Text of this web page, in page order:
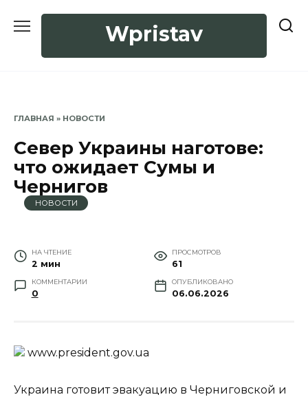
Wpristav
ГЛАВНАЯ » НОВОСТИ
Север Украины наготове:
что ожидает Сумы и
Чернигов
НОВОСТИ
НА ЧТЕНИЕ
2 мин
ПРОСМОТРОВ
61
КОММЕНТАРИИ
0
ОПУБЛИКОВАНО
06.06.2026
www.prеsidеnt.gоv.uа
Украина готовит эвакуацию в Черниговской и